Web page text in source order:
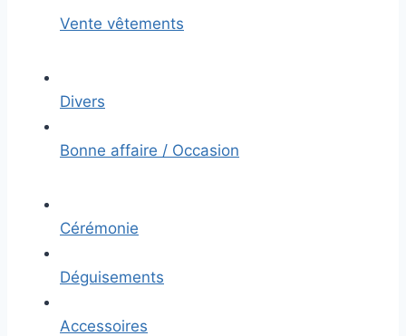
Vente vêtements
Divers
Bonne affaire / Occasion
Cérémonie
Déguisements
Accessoires